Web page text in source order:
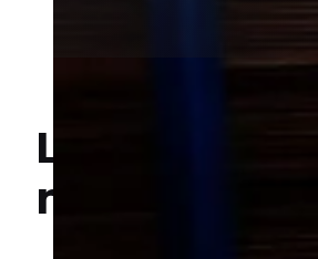
Lokal
musHej! Hvordan kan jeg hjælpe dig?